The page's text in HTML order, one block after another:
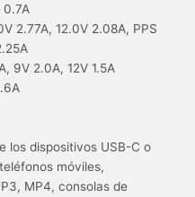
2.77A, 12.0V 2.08A, PPS
9V 2.0A, 12V 1.5A
los dispositivos USB-C o
móviles,
MP4, consolas de